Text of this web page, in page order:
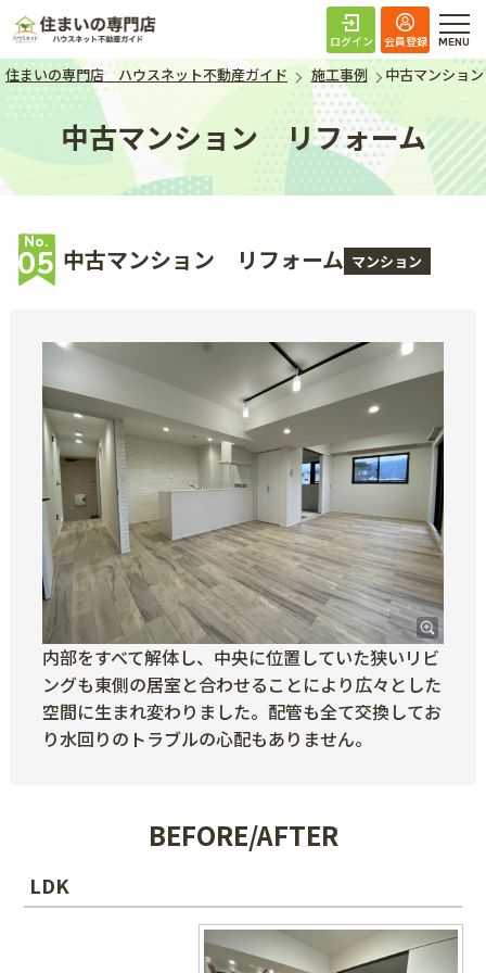
住まいの専門店 ハ
ログイン 会員登録
住まいの専門店 ハウスネット不動産ガイド 施工事例 中古マンショ
中古マンション リフォーム
No.
05 中古マンション リフォーム マンション
内部をすべて解体し、中央に位置していた狭いリビ
ングも東側の居室と合わせることにより広々とした
空間に生まれ変わりました。配管も全て交換してお
り水回りのトラブルの心配もありません。
BEFORE/AFTER
LDK